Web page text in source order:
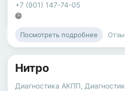
+7 (901) 147-74-05
Посмотреть подробнее
Нитро
Диагностика АКПП,